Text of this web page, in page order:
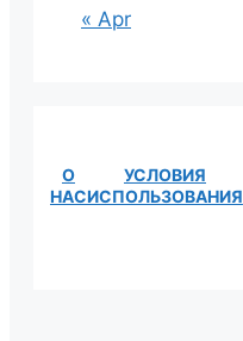
« Apr
О
НАС
УСЛОВИЯ
ИСПОЛЬЗОВАНИЯ